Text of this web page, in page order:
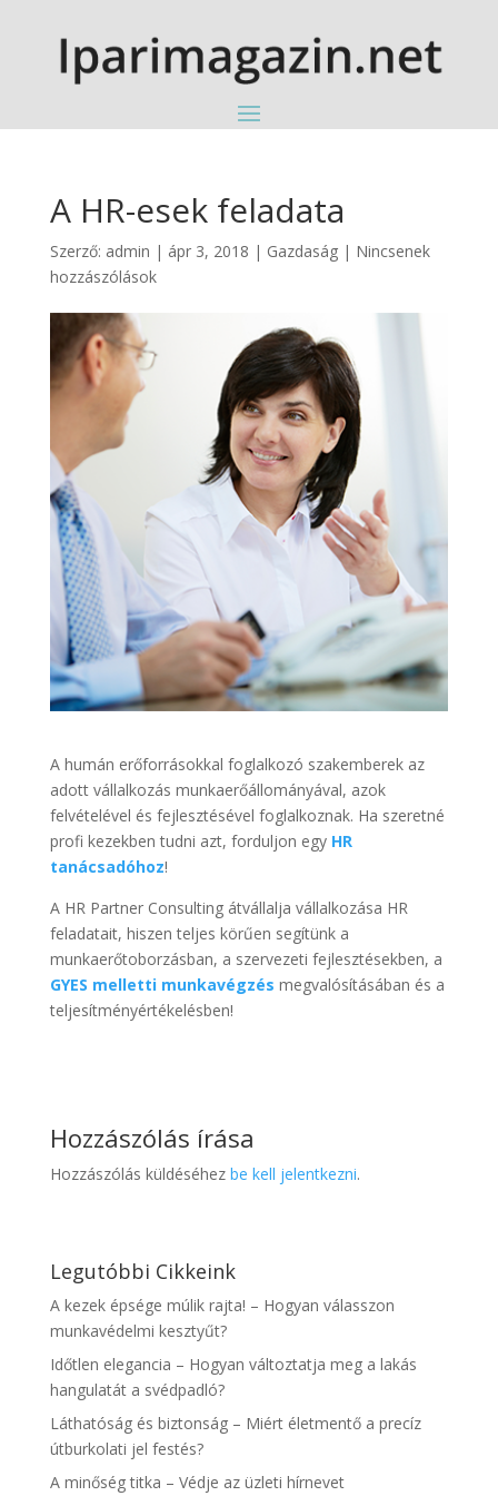
A HR-esek feladata
Szerző: admin | ápr 3, 2018 | Gazdaság| Nincsenek
hozzászólások
A humán erőforrásokkal foglalkozó szakemberek az
adott vállalkozás munkaerőállományával, azok
felvételével és fejlesztésével foglalkoznak. Ha szeretné
profi kezekben tudni azt, forduljon egy HR
tanácsadóhoz!
A HR Partner Consulting átvállalja vállalkozása HR
feladatait, hiszen teljes körűen segítünk a
munkaerőtoborzásban, a szervezeti fejlesztésekben, a
GYES melletti munkavégzés megvalósításában és a
teljesítményértékelésben!
Hozzászólás írása
Hozzászólás küldéséhez be kell jelentkezni.
Legutóbbi Cikkeink
A kezek épsége múlik rajta! – Hogyan válasszon
munkavédelmi kesztyűt?
Időtlen elegancia – Hogyan változtatja meg a lakás
hangulatát a svédpadló?
Láthatóság és biztonság – Miért életmentő a precíz
útburkolati jel festés?
A minőség titka – Védje az üzleti hírnevet